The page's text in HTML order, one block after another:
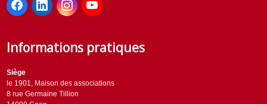
Informations pratiques
Siège
le 1901, Maison des associations
8 rue Germaine Tillion